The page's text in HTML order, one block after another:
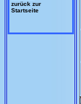
zurück zur
Startseite